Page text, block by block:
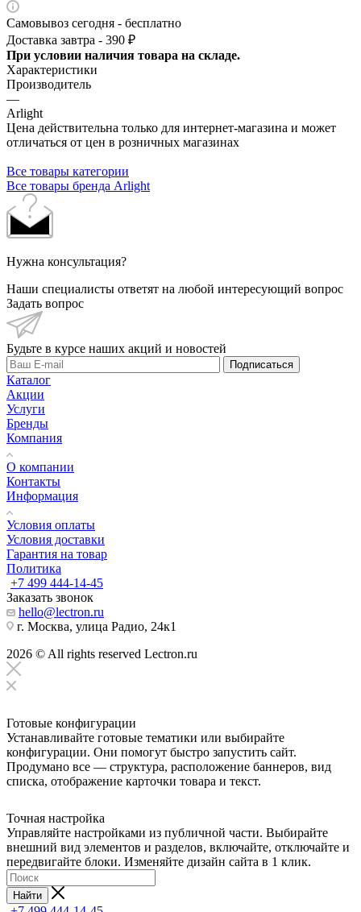
Самовывоз сегодня - бесплатно
Доставка завтра - 390 ₽
При условии наличия товара на складе.
Характеристики
Производитель
—
Arlight
Цена действительна только для интернет-магазина и может
отличаться от цен в розничных магазинах
Все товары категории
Все товары бренда Arlight
Нужна консультация?
Наши специалисты ответят на любой интересующий вопрос
Задать вопрос
Будьте в курсе наших акций и новостей
Подписаться
Каталог
Акции
Услуги
Бренды
Компания
О компании
Контакты
Информация
Условия оплаты
Условия доставки
Гарантия на товар
Политика
+7 499 444-14-45
Заказать звонок
hello@lectron.ru
г. Москва, улица Радио, 24к1
2026 © All rights reserved Lectron.ru
Готовые конфигурации
Устанавливайте готовые тематики или выбирайте
конфигурации. Они помогут быстро запустить сайт.
Продумано все — структура, расположение баннеров, вид
списка, отображение карточки товара и текст.
Точная настройка
Управляйте настройками из публичной части. Выбирайте
внешний вид элементов и разделов, включайте, отключайте и
передвигайте блоки. Изменяйте дизайн сайта в 1 клик.
Найти